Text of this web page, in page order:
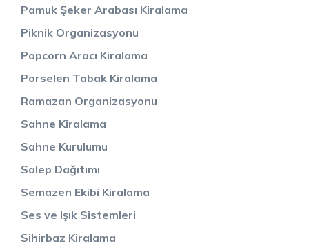
Pamuk Şeker Arabası Kiralama
Piknik Organizasyonu
Popcorn Aracı Kiralama
Porselen Tabak Kiralama
Ramazan Organizasyonu
Sahne Kiralama
Sahne Kurulumu
Salep Dağıtımı
Semazen Ekibi Kiralama
Ses ve Işık Sistemleri
Sihirbaz Kiralama